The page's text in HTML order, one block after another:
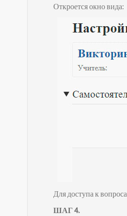
Откроется окно вида:
Для доступа к
ШАГ 4.